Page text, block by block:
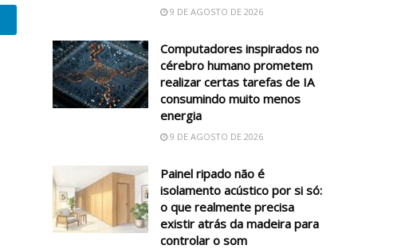
9 DE AGOSTO DE 2026
Computadores inspirados no
cérebro humano prometem
realizar certas tarefas de IA
consumindo muito menos
energia
9 DE AGOSTO DE 2026
Painel ripado não é
isolamento acústico por si só:
o que realmente precisa
existir atrás da madeira para
controlar o som